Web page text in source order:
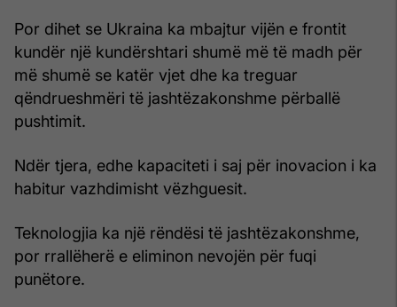
Por dihet se Ukraina ka mbajtur vijën e frontit
kundër një kundërshtari shumë më të madh për
më shumë se katër vjet dhe ka treguar
qëndrueshmëri të jashtëzakonshme përballë
pushtimit.
Ndër tjera, edhe kapaciteti i saj për inovacion i ka
habitur vazhdimisht vëzhguesit.
Teknologjia ka një rëndësi të jashtëzakonshme,
por rrallëherë e eliminon nevojën për fuqi
punëtore.